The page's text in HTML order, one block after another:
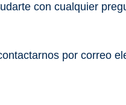
con cualquier
por correo